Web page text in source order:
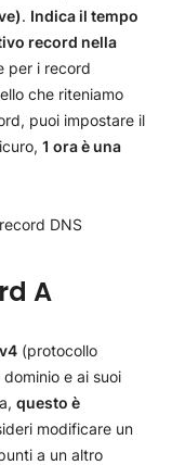
. Indica il tempo
record nella
per i record
che riteniamo
puoi impostare il
1 ora è una
A
(protocollo
e ai suoi
questo è
modificare un
a un altro